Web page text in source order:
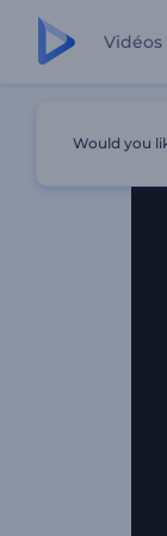
Vidéos
Would you